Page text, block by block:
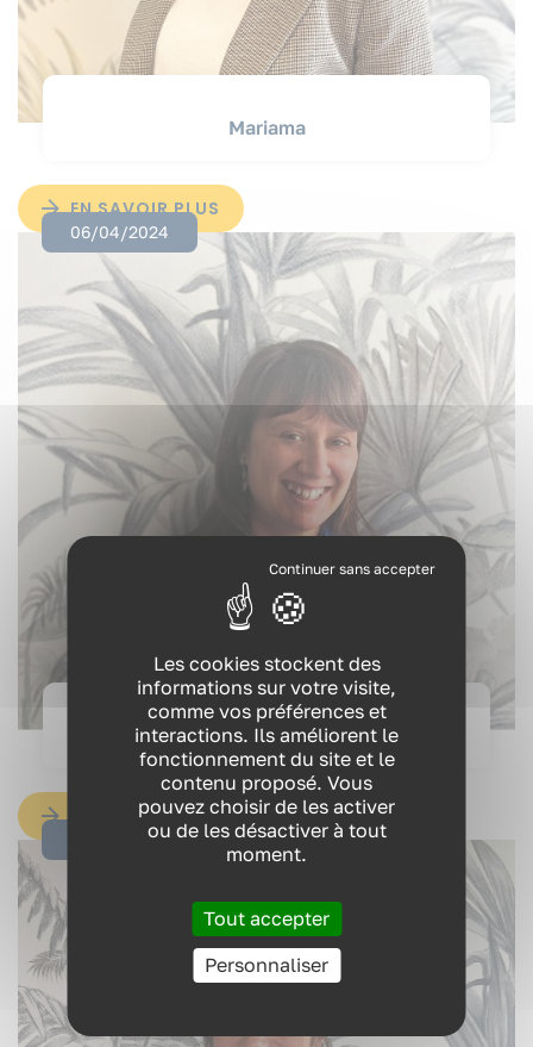
VOUS ÊTES ?
NOS EXPERTISES
NOS FORMATIONS
RESSOURCES
CONTACT
Mariama
EN SAVOIR PLUS
06/04/2024
Mathilde
EN SAVOIR PLUS
05/04/2024
Les cookies stockent des
informations sur votre visite,
comme vos préférences et
interactions. Ils améliorent le
fonctionnement du site et le
contenu proposé. Vous
pouvez choisir de les activer
ou de les désactiver à tout
moment.
Tout accepter
Personnaliser